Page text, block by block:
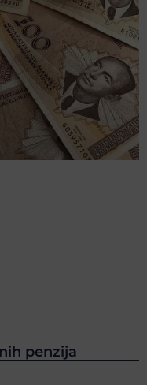
penzija